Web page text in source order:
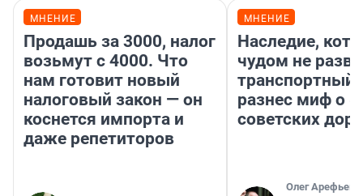
МНЕНИЕ
Продашь за 3000, налог
возьмут с 4000. Что
нам готовит новый
налоговый закон — он
коснется импорта и
даже репетиторов
МНЕНИЕ
Наследие,
чудом не
транспортный
разнес миф о
советских
Олег Арефьев